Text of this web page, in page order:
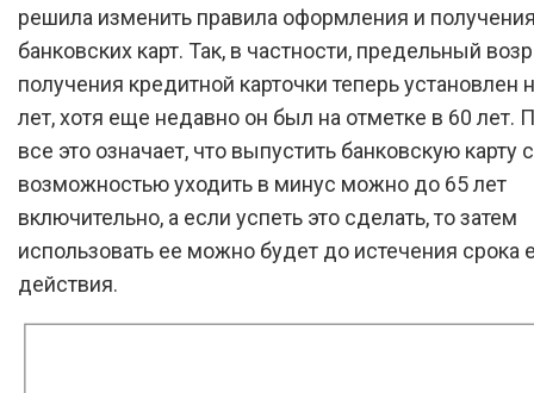
решила изменить правила оформления и
банковских карт. Так, в частности, предельный
получения кредитной карточки теперь установлен
лет, хотя еще недавно он был на отметке в 60 лет.
все это означает, что выпустить банковскую карту с
возможностью уходить в минус можно до 65 лет
включительно, а если успеть это сделать, то затем
использовать ее можно будет до истечения срока
действия.